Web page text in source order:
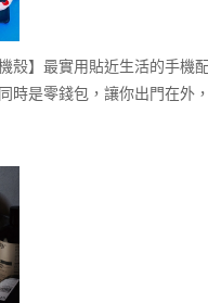
殼】最實用貼近生活的手
時是零錢包，讓你出門在外